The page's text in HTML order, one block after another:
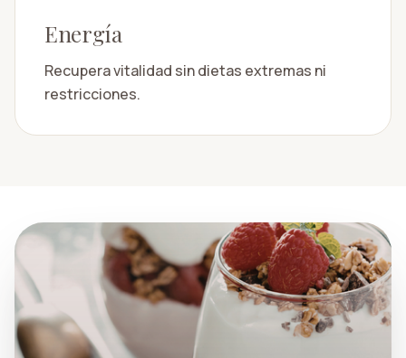
Energía
Recupera vitalidad sin dietas extremas ni
restricciones.